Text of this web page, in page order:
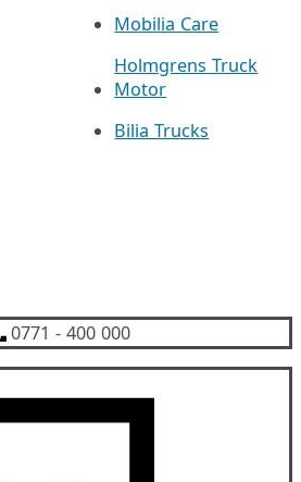
Mobilia Care
Holmgrens Truck
Motor
Bilia Trucks
0771 - 400 000